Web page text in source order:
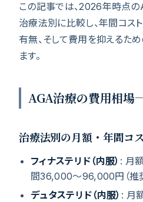
この記事では、2026年時点
治療法別に比較し、年間コス
有無、そして費用を抑えるた
ます。
AGA治療の費用相場
治療法別の月額・年間コ
フィナステリド（内服） : 月
間36,000〜96,000円（
デュタステリド（内服） : 月